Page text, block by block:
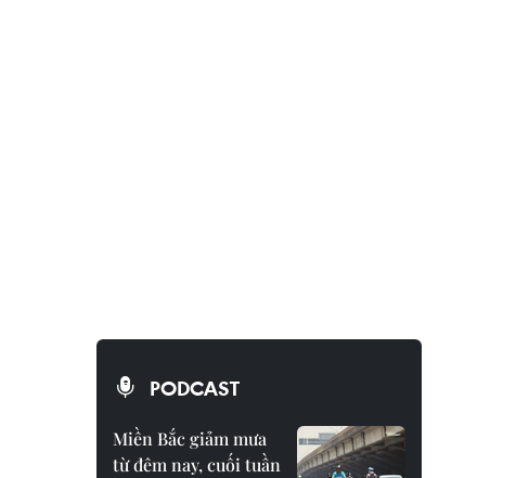
PODCAST
Miền Bắc giảm mưa
từ đêm nay, cuối tuần